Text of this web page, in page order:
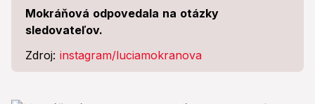
Mokráňová odpovedala na otázky
sledovateľov.
Zdroj: instagram/luciamokranova